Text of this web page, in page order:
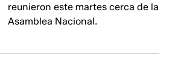
reunieron este martes cerca de la
Asamblea Nacional.